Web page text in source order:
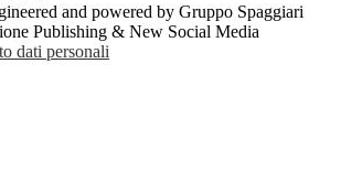
and powered by Gruppo Spaggiari
Publishing & New Social Media
dati personali